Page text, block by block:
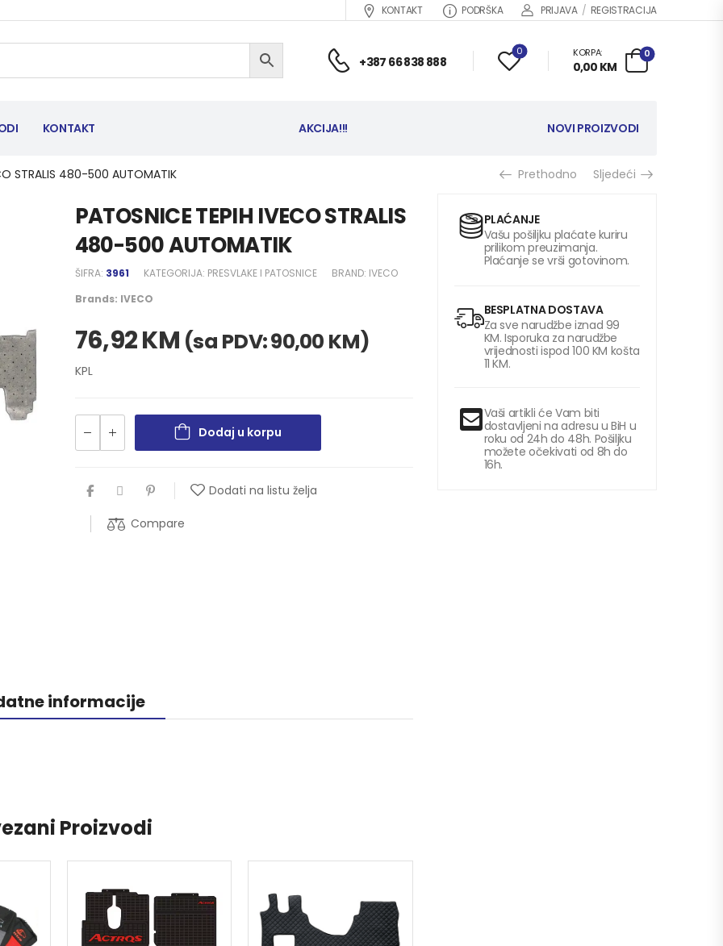
KONTAKT PODRŠKA PRIJAVA / REGISTRACIJA
+387 66 838 888
0 KORPA:
0,00 KM
0
KONTAKT AKCIJA!!! NOVI PROIZVODI
STRALIS 480-500 AUTOMATIK Prethodno Sljedeći
PATOSNICE TEPIH IVECO STRALIS
480-500 AUTOMATIK
ŠIFRA: 3961 KATEGORIJA: PRESVLAKE I PATOSNICE BRAND: IVECO
Brands: IVECO
76,92KM (sa PDV:90,00 KM)
KPL
Dodaj u korpu
Dodati na listu želja
Compare
informacije
Proizvodi
PLAĆANJE
Vašu pošiljku plaćate kuriru
prilikom preuzimanja.
Plaćanje se vrši gotovinom.
BESPLATNA DOSTAVA
Za sve narudžbe iznad 99
KM. Isporuka za narudžbe
vrijednosti ispod 100 KM košta
11 KM.
Vaši artikli će Vam biti
dostavljeni na adresu u BiH u
roku od 24h do 48h. Pošiljku
možete očekivati od 8h do
16h.